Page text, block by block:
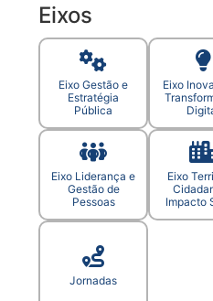
Eixos
Eixo Gestão e
Estratégia
Pública
Eixo
Eixo Liderança e
Gestão de
Pessoas
Eixo
Impacto
Jornadas